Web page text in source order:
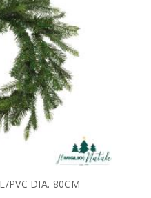
PVC DIA. 80CM